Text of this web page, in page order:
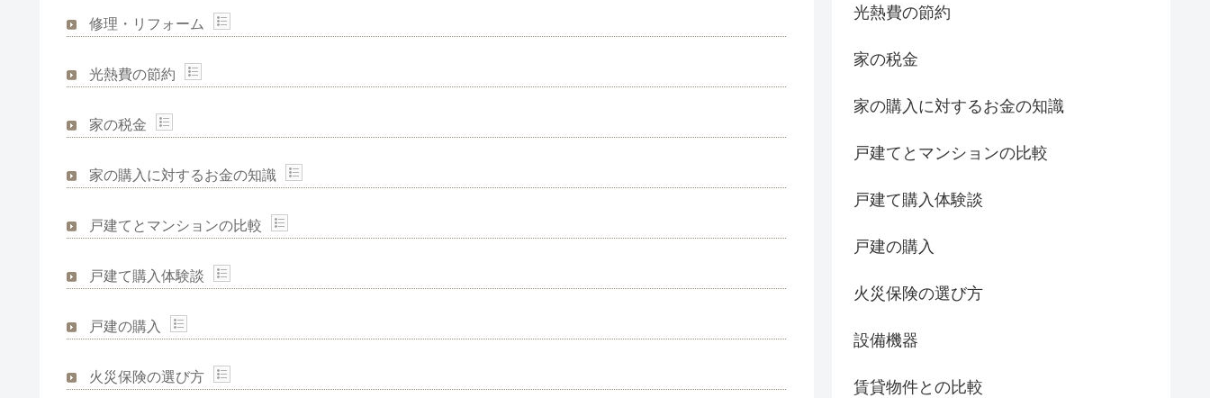
修理・リフォーム
光熱費の節約
家の税金
家の購入に対するお金の知識
戸建てとマンションの比較
戸建て購入体験談
戸建の購入
火災保険の選び方
光熱費の節約
家の税金
家の購入に対するお金の知識
戸建てとマンションの比較
戸建て購入体験談
戸建の購入
火災保険の選び方
設備機器
賃貸物件との比較